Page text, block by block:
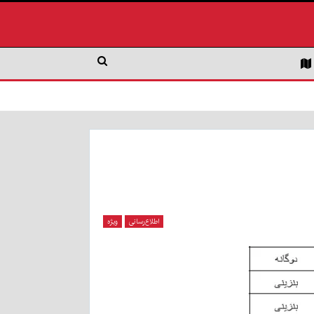
اطلاع‌رسانی ویژه